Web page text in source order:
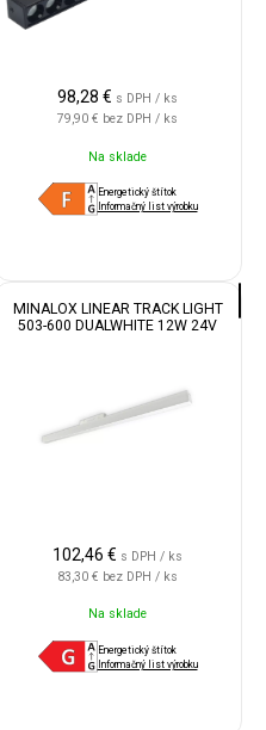
98,28 € s DPH / ks
79,90 € bez DPH / ks
Na sklade
Energetický štítok
Informačný list výrobku
MINALOX LINEAR TRACK LIGHT
503-600 DUALWHITE 12W 24V
102,46 € s DPH / ks
83,30 € bez DPH / ks
Na sklade
Energetický štítok
Informačný list výrobku